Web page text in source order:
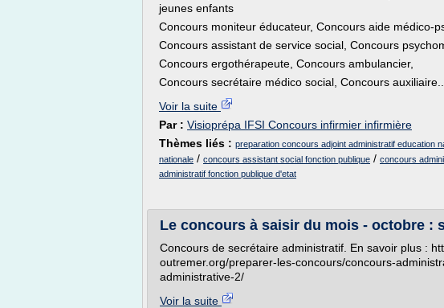
jeunes enfants
Concours moniteur éducateur, Concours aide médico-
Concours assistant de service social, Concours
Concours ergothérapeute, Concours ambulancier,
Concours secrétaire médico social, Concours auxiliaire...
Voir la suite
Par : Visioprépa IFSI Concours infirmier infirmière
Thèmes liés : preparation concours adjoint administratif education
nationale / concours assistant social fonction publique / concours
administratif fonction publique d'etat
Le concours à saisir du mois - octobre :
Concours de secrétaire administratif. En savoir plus :
outremer.org/preparer-les-concours/concours-
administrative-2/
Voir la suite